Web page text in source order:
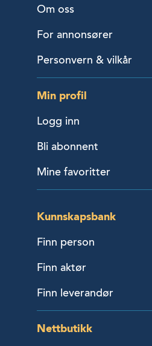
Om oss
For annonsører
Personvern & vilkår
Min profil
Logg inn
Bli abonnent
Mine favoritter
Kunnskapsbank
Finn person
Finn aktør
Finn leverandør
Nettbutikk